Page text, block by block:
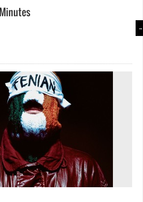
→